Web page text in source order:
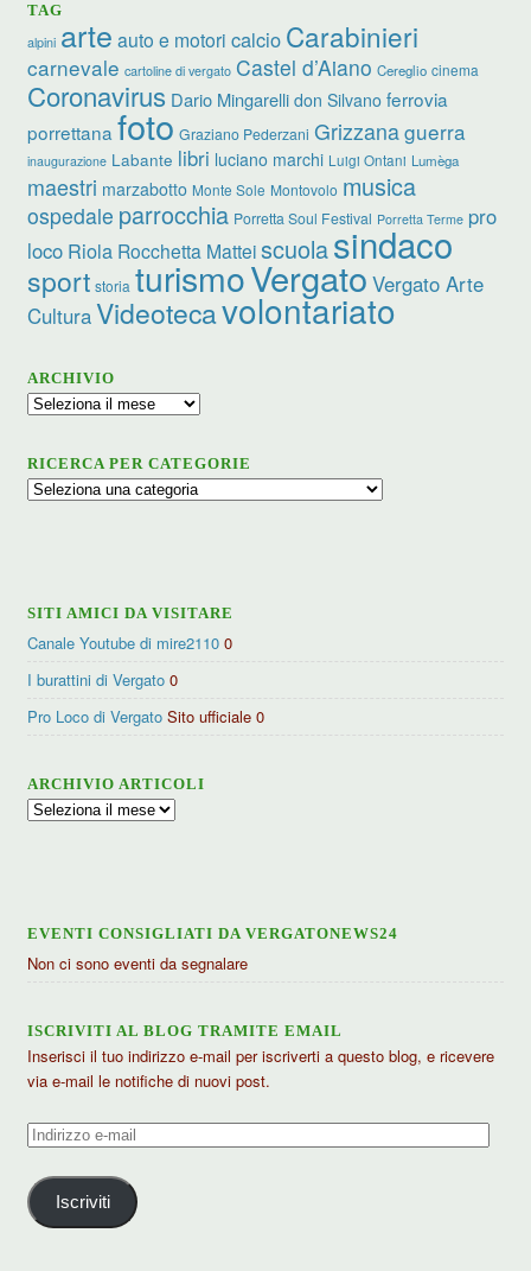
TAG
alpini arte auto e motori calcio Carabinieri
carnevale cartoline di vergato Castel d’Aiano Cereglio cinema
Coronavirus Dario Mingarelli don Silvano ferrovia
porrettana foto Graziano Pederzani Grizzanaguerra
inaugurazione Labante libri luciano marchi Luigi Ontani Lumèga
maestri marzabotto Monte Sole Montovolo musica
ospedale parrocchia Porretta Soul Festival Porretta Terme pro
loco Riola Rocchetta Matteiscuolasindaco
sport storia turismoVergato Vergato Arte
CulturaVideotecavolontariato
ARCHIVIO
Archivio
RICERCA PER CATEGORIE
Ricerca
SITI AMICI DA VISITARE
Canale Youtube di mire2110 0
I burattini di Vergato 0
Pro Loco di Vergato Sito ufficiale 0
ARCHIVIO ARTICOLI
Archivio
EVENTI CONSIGLIATI DA VERGATONEWS24
Non ci sono eventi da segnalare
ISCRIVITI AL BLOG TRAMITE EMAIL
Inserisci il tuo indirizzo e-mail per iscriverti a questo blog, e ricevere
via e-mail le notifiche di nuovi post.
Indirizzo
mail
Iscriviti